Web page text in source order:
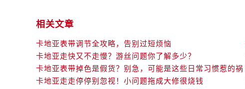
相关文章
卡地亚表带调节全攻略，告别过短烦恼
卡地亚走快又不走慢？游丝问题你了解多少？
卡地亚表带掉色是假货？别急，可能是这些日常习惯惹的祸
卡地亚走走停停别忽视！小问题拖成大修很烧钱